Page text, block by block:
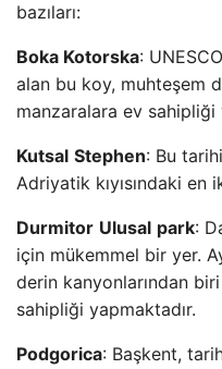
bazıları:
Boka Kotorska:
alan bu koy, muhteşem
manzaralara ev sahipliği
Kutsal Stephen: Bu
Adriyatik kıyısındaki
Durmitor Ulusal park:
için mükemmel bir yer.
derin kanyonlarından
sahipliği yapmaktadır.
Podgorica: Başkent,